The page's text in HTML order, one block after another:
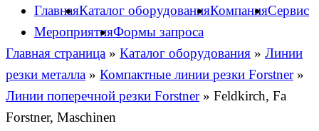
ГлавнаяКаталог оборудованияКомпанияСервис
МероприятияФормы запроса
Главная страница » Каталог оборудования » Линии
резки металла » Компактные линии резки Forstner»
Линии поперечной резки Forstner» Feldkirch, Fa
Forstner, Maschinen